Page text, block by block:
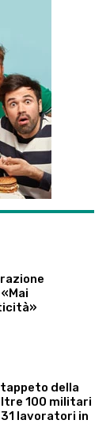
della
100 militari
lavoratori in